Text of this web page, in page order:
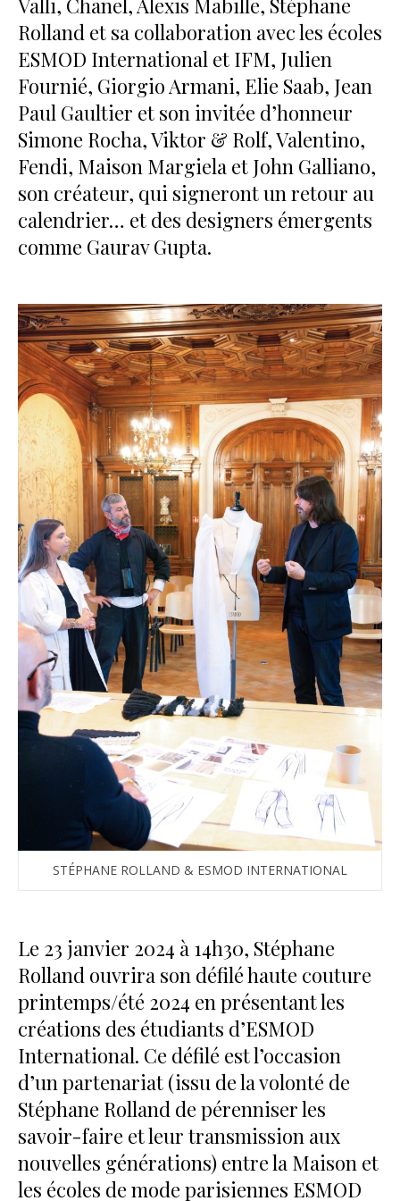
Valli, Chanel, Alexis Mabille, Stéphane
Rolland et sa collaboration avec les écoles
ESMOD International et IFM, Julien
Fournié, Giorgio Armani, Elie Saab, Jean
Paul Gaultier et son invitée d’honneur
Simone Rocha, Viktor & Rolf, Valentino,
Fendi, Maison Margiela et John Galliano,
son créateur, qui signeront un retour au
calendrier… et des designers émergents
comme Gaurav Gupta.
STÉPHANE ROLLAND & ESMOD INTERNATIONAL
Le 23 janvier 2024 à 14h30, Stéphane
Rolland ouvrira son défilé haute couture
printemps/été 2024 en présentant les
créations des étudiants d’ESMOD
International. Ce défilé est l’occasion
d’un partenariat (issu de la volonté de
Stéphane Rolland de pérenniser les
savoir-faire et leur transmission aux
nouvelles générations) entre la Maison et
les écoles de mode parisiennes ESMOD